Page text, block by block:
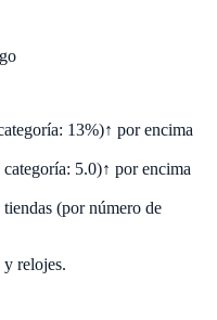
13%)↑ por encima
5.0)↑ por encima
tiendas (por número de
y relojes.